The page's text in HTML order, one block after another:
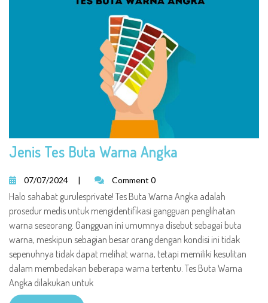
Jenis Tes Buta Warna Angka
07/07/2024 | Comment 0
Halo sahabat gurulesprivate! Tes Buta Warna Angka adalah
prosedur medis untuk mengidentifikasi gangguan penglihatan
warna seseorang. Gangguan ini umumnya disebut sebagai buta
warna, meskipun sebagian besar orang dengan kondisi ini tidak
sepenuhnya tidak dapat melihat warna, tetapi memiliki kesulitan
dalam membedakan beberapa warna tertentu. Tes Buta Warna
Angka dilakukan untuk